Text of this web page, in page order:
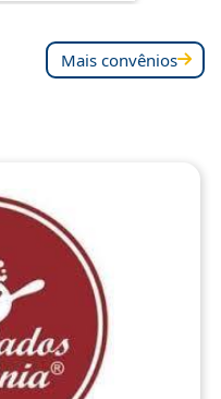
Mais convênios